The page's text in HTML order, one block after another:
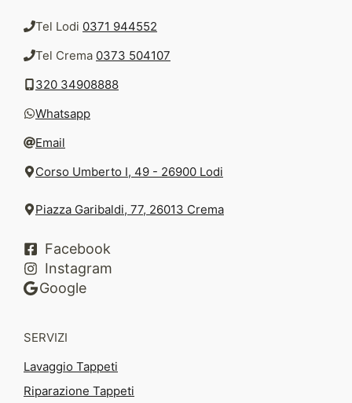
Tel Lodi 0371 944552
Tel Crema 0373 504107
320 34908888
Whatsapp
Email
Corso Umberto I, 49 - 26900 Lodi
Piazza Garibaldi, 77, 26013 Crema
Facebook
Instagram
Google
SERVIZI
Lavaggio Tappeti
Riparazione Tappeti